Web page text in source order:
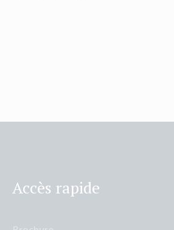
Accès rapide